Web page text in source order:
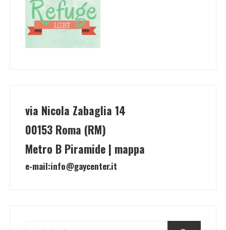
via Nicola Zabaglia 14
00153 Roma (RM)
Metro B Piramide | mappa
e-mail:info@gaycenter.it